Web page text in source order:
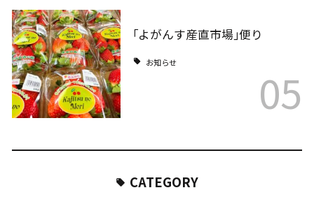
｢よがんす産直市場｣便り
お知らせ
05
CATEGORY